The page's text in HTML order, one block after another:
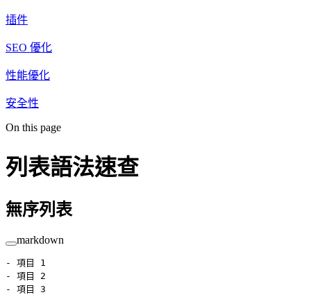
插件
SEO 優化
性能優化
安全性
On this page
列表語法速查
無序列表
markdown
-
項目 1
-
項目 2
-
項目 3